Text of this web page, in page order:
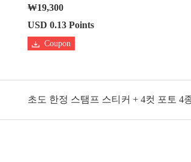
₩19,300
USD 0.13 Points
Coupon
초도 한정 스탬프 스티커 + 4컷 포토 4